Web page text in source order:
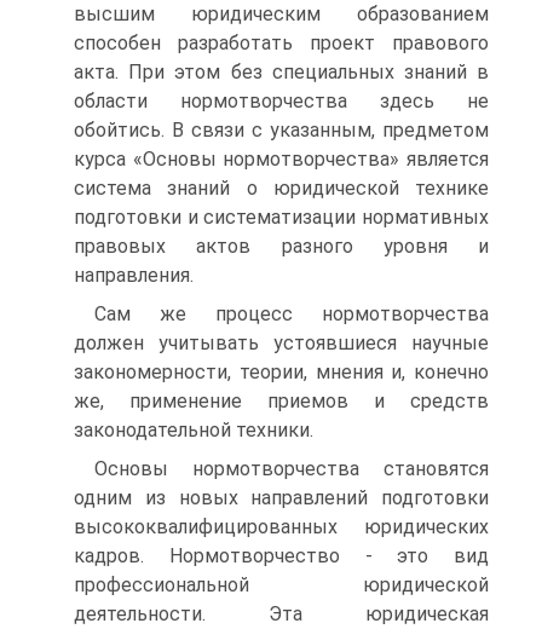
высшим юридическим образованием
способен разработать проект правового
акта. При этом без специальных знаний в
области нормотворчества здесь не
обойтись. В связи с указанным, предметом
курса «Основы нормотворчества» является
система знаний о юридической технике
подготовки и систематизации нормативных
правовых актов разного уровня и
направления.
Сам же процесс нормотворчества
должен учитывать устоявшиеся научные
закономерности, теории, мнения и, конечно
же, применение приемов и средств
законодательной техники.
Основы нормотворчества становятся
одним из новых направлений подготовки
высококвалифицированных юридических
кадров. Нормотворчество - это вид
профессиональной юридической
деятельности. Эта юридическая